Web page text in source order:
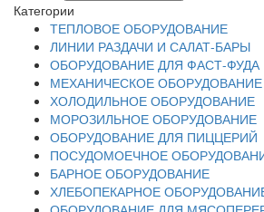
Категории
ТЕПЛОВОЕ ОБОРУДОВАНИЕ
ЛИНИИ РАЗДАЧИ И САЛАТ-БАРЫ
ОБОРУДОВАНИЕ ДЛЯ ФАСТ-ФУДА
МЕХАНИЧЕСКОЕ ОБОРУДОВАНИЕ
ХОЛОДИЛЬНОЕ ОБОРУДОВАНИЕ
МОРОЗИЛЬНОЕ ОБОРУДОВАНИЕ
ОБОРУДОВАНИЕ ДЛЯ ПИЦЦЕРИЙ
ПОСУДОМОЕЧНОЕ
БАРНОЕ ОБОРУДОВАНИЕ
ХЛЕБОПЕКАРНОЕ